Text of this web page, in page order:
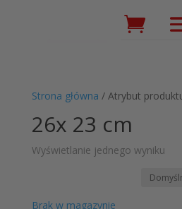
Wyszukiwarka
produktów
Strona główna / Atrybut
26x 23 cm
Wyświetlanie jednego wyniku
Brak w magazynie